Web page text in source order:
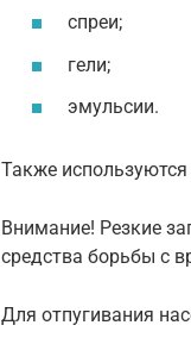
спреи;
гели;
эмульсии.
Также
Внимание! Резкие
средства борьбы с
Для отпугивания